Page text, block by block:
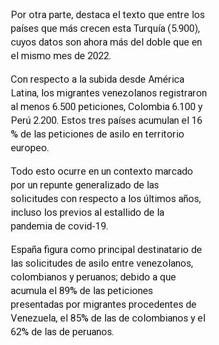
Por otra parte, destaca el texto que entre los
países que más crecen esta Turquía (5.900),
cuyos datos son ahora más del doble que en
el mismo mes de 2022.
Con respecto a la subida desde América
Latina, los migrantes venezolanos registraron
al menos 6.500 peticiones, Colombia 6.100 y
Perú 2.200. Estos tres países acumulan el 16
% de las peticiones de asilo en territorio
europeo.
Todo esto ocurre en un contexto marcado
por un repunte generalizado de las
solicitudes con respecto a los últimos años,
incluso los previos al estallido de la
pandemia de covid-19.
España figura como principal destinatario de
las solicitudes de asilo entre venezolanos,
colombianos y peruanos; debido a que
acumula el 89% de las peticiones
presentadas por migrantes procedentes de
Venezuela, el 85% de las de colombianos y el
62% de las de peruanos.